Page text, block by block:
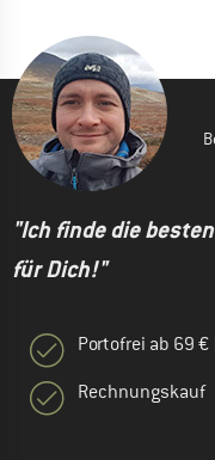
"Ich finde die
für Dich!"
Portofrei ab 69 €
Rechnungskauf